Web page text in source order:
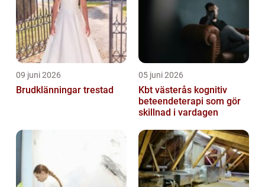
09 juni 2026
Brudklänningar trestad
05 juni 2026
Kbt västerås kognitiv
beteendeterapi som gör
skillnad i vardagen